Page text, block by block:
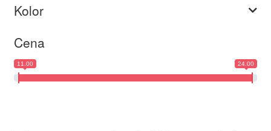
Nowości
Kolor
Cena
11.00 24.00